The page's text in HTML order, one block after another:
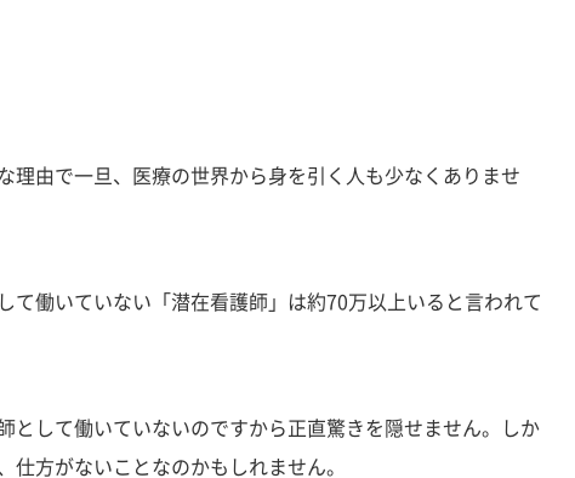
理由で一旦、医療の世界から身を引く人も少なくありませ
て働いていない「潜在看護師」は約70万以上いると言われて
として働いていないのですから正直驚きを隠せません。しか
仕方がないことなのかもしれません。